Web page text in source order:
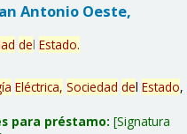
Antonio Oeste,
del Estado.
Eléctrica, Sociedad del Estado,
para préstamo: Signatura